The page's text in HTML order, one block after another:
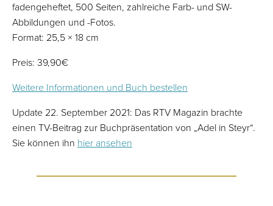
fadengeheftet, 500 Seiten, zahlreiche Farb- und SW-
Abbildungen und -Fotos.
Format: 25,5 × 18 cm
Preis: 39,90€
Weitere Informationen und Buch bestellen
Update 22. September 2021: Das RTV Magazin brachte
einen TV-Beitrag zur Buchpräsentation von „Adel in Steyr“.
Sie können ihn hier ansehen